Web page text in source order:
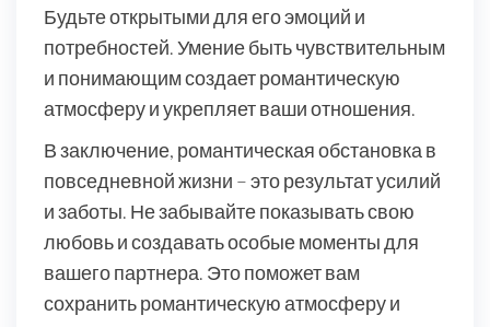
Будьте открытыми для его эмоций и
потребностей. Умение быть чувствительным
и понимающим создает романтическую
атмосферу и укрепляет ваши отношения.
В заключение, романтическая обстановка в
повседневной жизни – это результат усилий
и заботы. Не забывайте показывать свою
любовь и создавать особые моменты для
вашего партнера. Это поможет вам
сохранить романтическую атмосферу и